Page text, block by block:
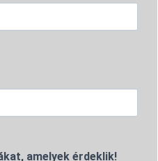
amelyek érdeklik!